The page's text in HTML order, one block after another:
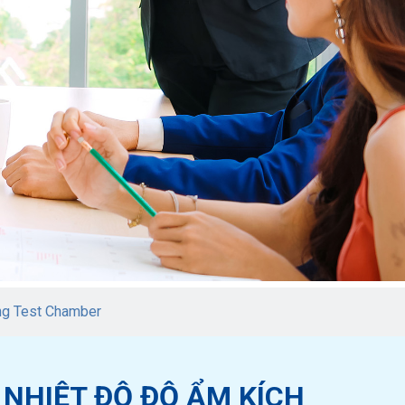
Test Chamber
ĐỘ ĐỘ ẨM KÍCH